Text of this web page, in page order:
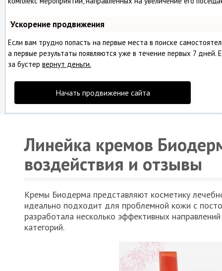
Ускорение продвижения
Если вам трудно попасть на первые места в поиске
а первые результаты появляются уже в течение первых 7
за бустер вернут деньги.
Начать продвижение сайта
Линейка кремов
воздействия и отзывы
Кремы Биодерма представляют косметику
идеально подходит для проблемной кожи с
разработала несколько эффективных
категорий.